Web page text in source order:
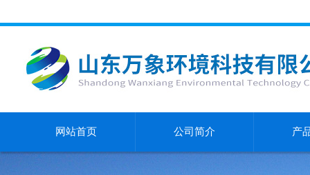
网站首页 公司简介 产